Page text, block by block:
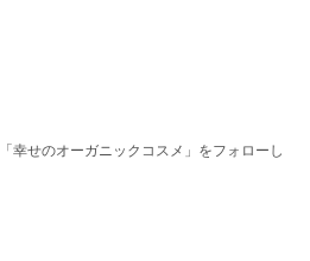
幸せのオーガニックコスメ」をフォローし